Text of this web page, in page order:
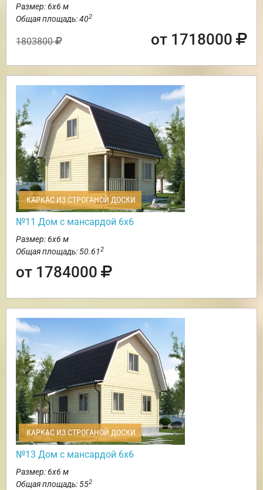
Размер: 6х6 м
Общая площадь: 402
1803800 от 1718000
КАРКАС ИЗ СТРОГАНОЙ ДОСКИ
№11 Дом с мансардой 6х6
Размер: 6х6 м
Общая площадь: 50.612
от 1784000
КАРКАС ИЗ СТРОГАНОЙ ДОСКИ
№13 Дом с мансардой 6х6
Размер: 6х6 м
Общая площадь: 552